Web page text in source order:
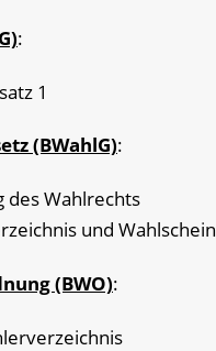
:
1
(BWahlG):
des Wahlrechts
und Wahlschein
(BWO):